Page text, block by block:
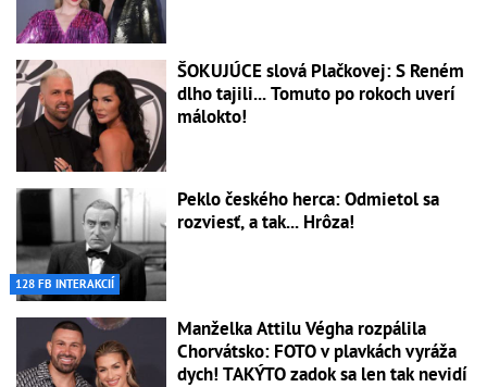
ŠOKUJÚCE slová Plačkovej: S Reném
dlho tajili... Tomuto po rokoch uverí
málokto!
128 FB INTERAKCIÍ
Peklo českého herca: Odmietol sa
rozviesť, a tak... Hrôza!
Manželka Attilu Végha rozpálila
Chorvátsko: FOTO v plavkách vyráža
dych! TAKÝTO zadok sa len tak nevidí